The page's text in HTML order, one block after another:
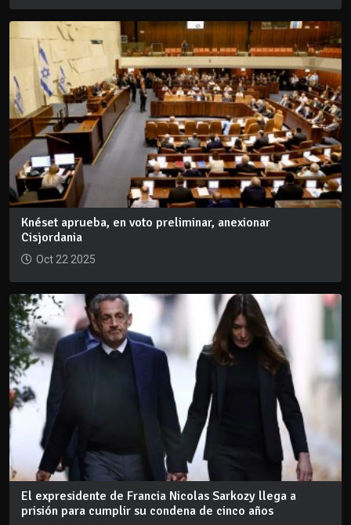
Knéset aprueba, en voto preliminar, anexionar
Cisjordania
Oct 22 2025
El expresidente de Francia Nicolas Sarkozy llega a
prisión para cumplir su condena de cinco años